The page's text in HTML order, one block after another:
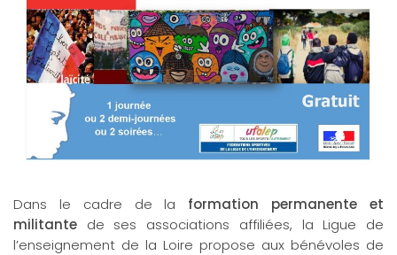
Dans le cadre de la formation permanente et
militante de ses associations affiliées, la Ligue de
l’enseignement de la Loire propose aux bénévoles de